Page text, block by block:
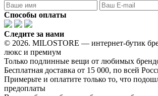
Способы оплаты
Следите за нами
© 2026. MILOSTORE — интернет-бутик
люкс и премиум
Только подлинные вещи от любимых
Бесплатная доставка от 15 000, по всей
Примерьте и оплатите только то, что
предоплаты